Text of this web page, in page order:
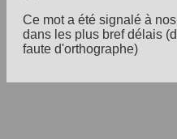
Ce mot a été signalé à
dans les plus bref délais
faute d'orthographe)